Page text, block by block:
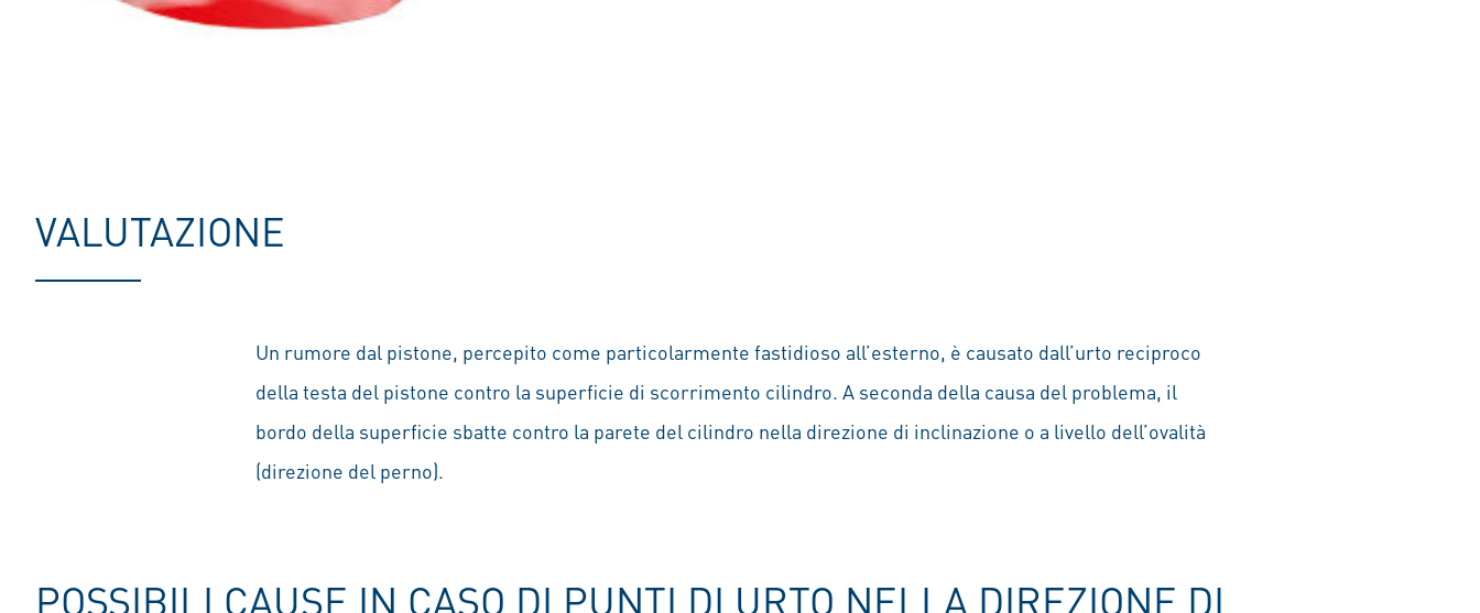
VALUTAZIONE
Un rumore dal pistone, percepito come particolarmente fastidioso all’esterno, è causato dall’urto reciproco
della testa del pistone contro la superficie di scorrimento cilindro. A seconda della causa del problema, il
bordo della superficie sbatte contro la parete del cilindro nella direzione di inclinazione o a livello dell’ovalità
(direzione del perno).
POSSIBILI CAUSE IN CASO DI PUNTI DI URTO NELLA DIREZIONE DI